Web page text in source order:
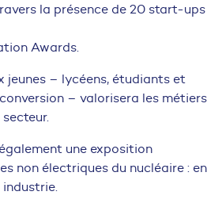
la présence de 20 start-ups
Awards.
jeunes – lycéens, étudiants et
– valorisera les métiers
une exposition
non électriques du nucléaire : en